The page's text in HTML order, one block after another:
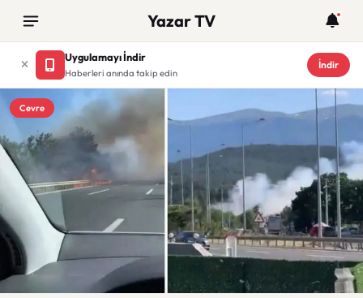
Yazar TV
Uygulamayı İndir
Haberleri anında takip edin
İndir
Cevre